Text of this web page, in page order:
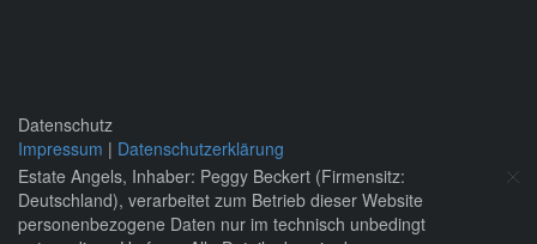
Datenschutz
Impressum | Datenschutzerklärung
Estate Angels, Inhaber: Peggy Beckert (Firmensitz:
Deutschland), verarbeitet zum Betrieb dieser Website
personenbezogene Daten nur im technisch unbedingt